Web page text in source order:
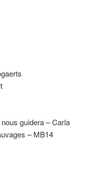
guidera – Carla
– MB14